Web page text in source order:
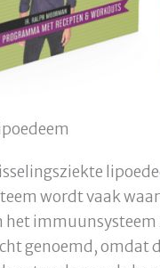
wordt vaak
het
genoemd, omdat